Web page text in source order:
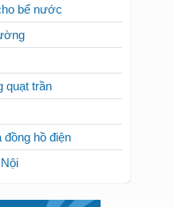
bể nước
quạt trần
hồ điện